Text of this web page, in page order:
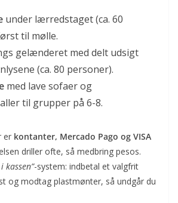
under lærredstaget (ca. 60
til mølle.
gelænderet med delt udsigt
(ca. 80 personer).
med lave sofaer og
til grupper på 6-8.
er kontanter, Mercado Pago og VISA
driller ofte, så medbring pesos.
kassen”-system: indbetal et valgfrit
og modtag plastmønter, så undgår du